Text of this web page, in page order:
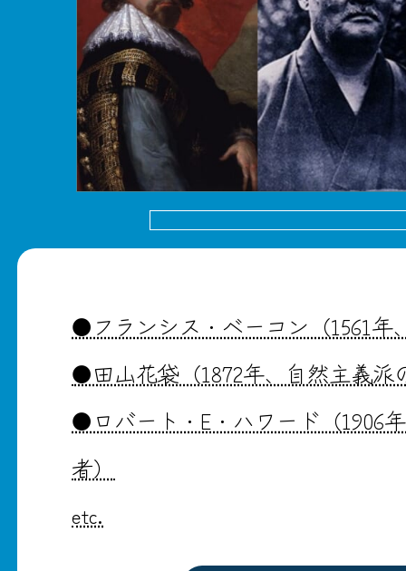
●フランシス・ベーコン（1561年
●田山花袋（1872年、自然主義派
●ロバート・E・ハワード（1906
者）
etc.